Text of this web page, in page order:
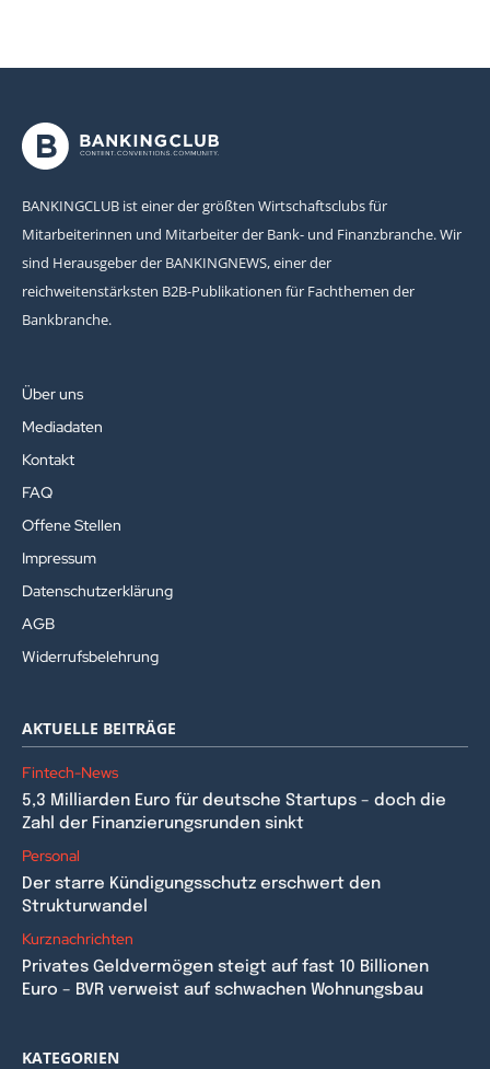
BANKINGCLUB ist einer der größten Wirtschaftsclubs für
Mitarbeiterinnen und Mitarbeiter der Bank- und Finanzbranche. Wir
sind Herausgeber der BANKINGNEWS, einer der
reichweitenstärksten B2B-Publikationen für Fachthemen der
Bankbranche.
Über uns
Mediadaten
Kontakt
FAQ
Offene Stellen
Impressum
Datenschutzerklärung
AGB
Widerrufsbelehrung
AKTUELLE BEITRÄGE
Fintech-News
5,3 Milliarden Euro für deutsche Startups – doch die
Zahl der Finanzierungsrunden sinkt
Personal
Der starre Kündigungsschutz erschwert den
Strukturwandel
Kurznachrichten
Privates Geldvermögen steigt auf fast 10 Billionen
Euro – BVR verweist auf schwachen Wohnungsbau
KATEGORIEN